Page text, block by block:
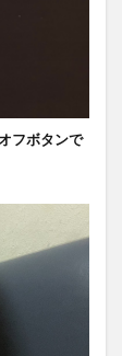
フボタンで